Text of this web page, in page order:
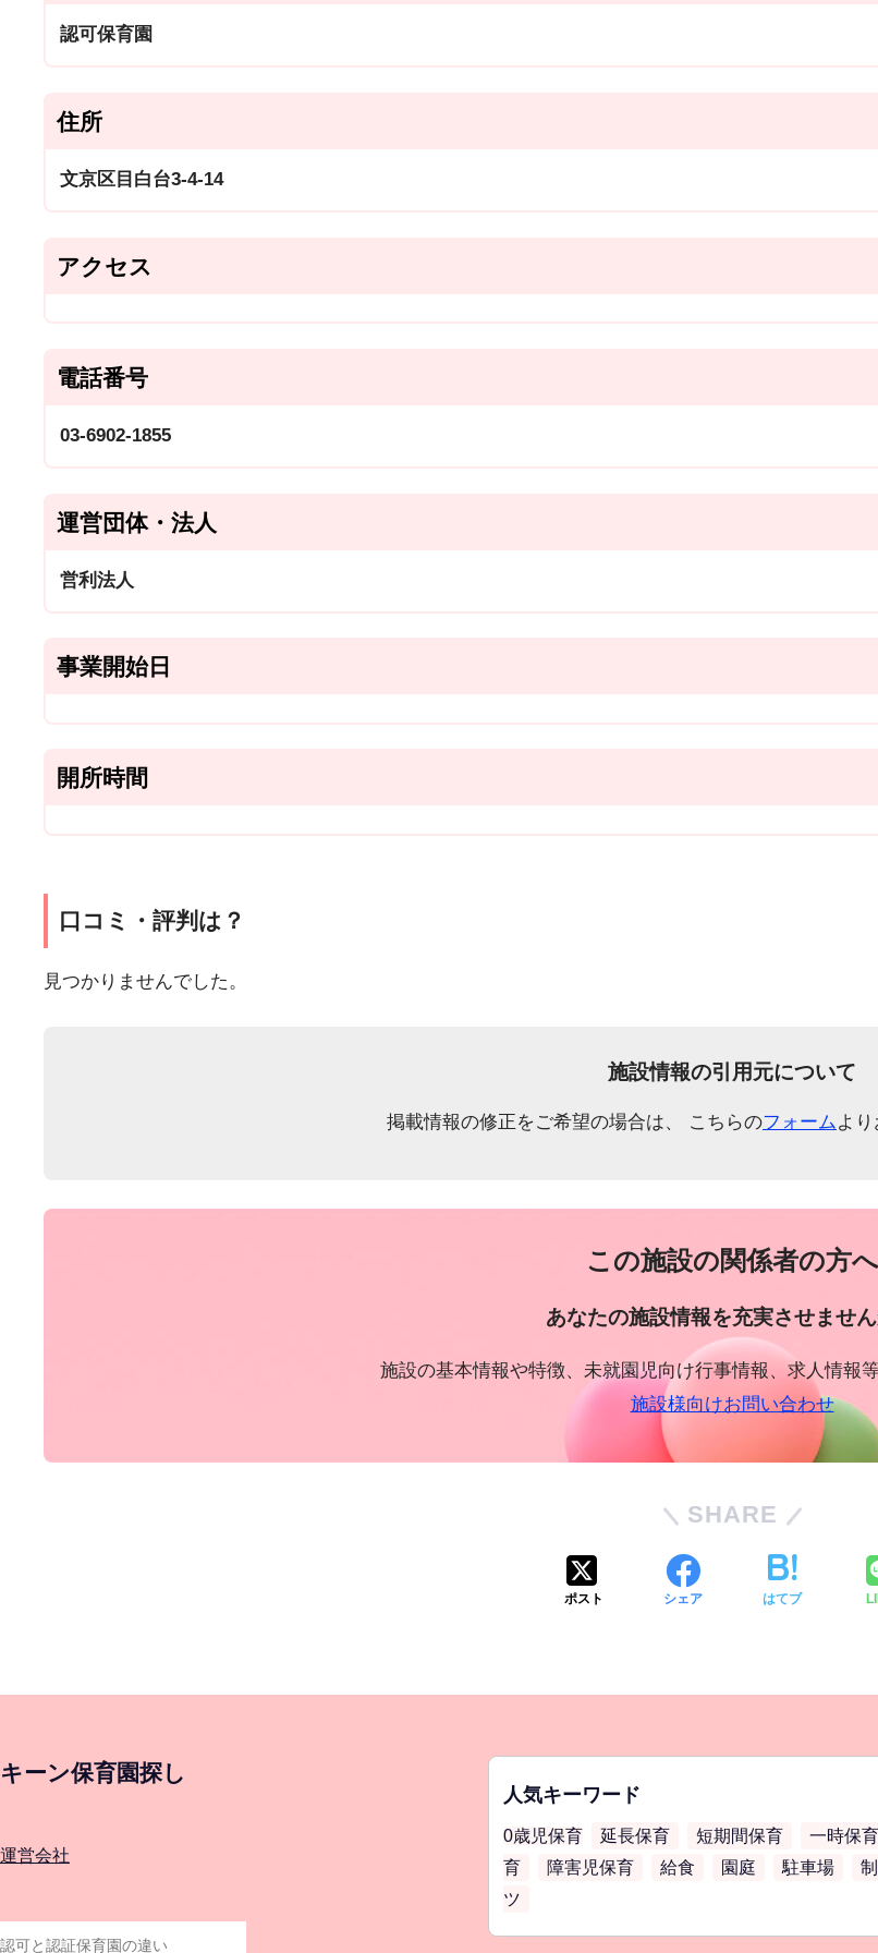
認可保育園
住所
文京区目白台3-4-14
アクセス
電話番号
03-6902-1855
運営団体・法人
営利法人
事業開始日
開所時間
口コミ・評判は？
見つかりませんでした。
施設情報の引用元について
掲載情報の修正をご希望の場合は、 こちらのフォームより
この施設の関係者の方へ
あなたの施設情報を充実させません
施設の基本情報や特徴、未就園児向け行事情報、求人情報
施設様向けお問い合わせ
SHARE
ポスト シェア はてブ
キーン保育園探し
運営会社
人気キーワード
0歳児保育 延長保育 短期間保育 一時保育
育
障害児保育 給食 園庭 駐車場
ツ